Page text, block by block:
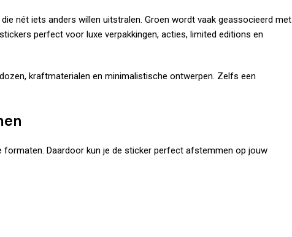
nét iets anders willen uitstralen. Groen wordt vaak geassocieerd met
perfect voor luxe verpakkingen, acties, limited editions en
kraftmaterialen en minimalistische ontwerpen. Zelfs een
formaten. Daardoor kun je de sticker perfect afstemmen op jouw